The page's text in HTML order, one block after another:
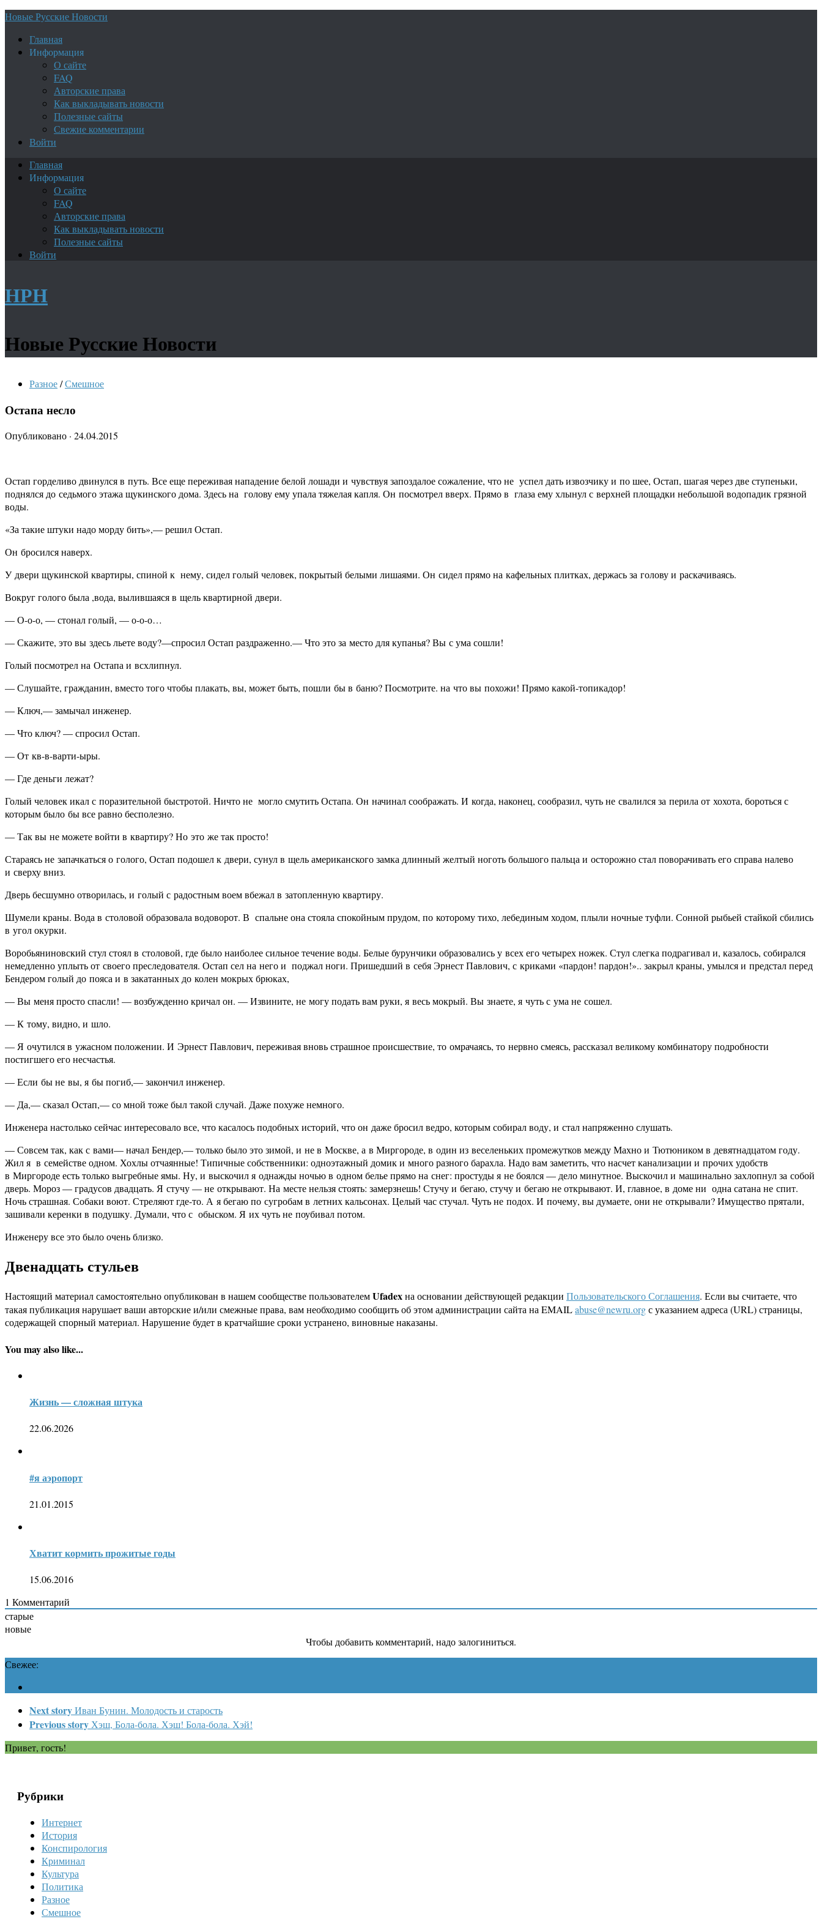
Новые Русские Новости
Главная
Информация
О сайте
FAQ
Авторские права
Как выкладывать новости
Полезные сайты
Свежие комментарии
Войти
Главная
Информация
О сайте
FAQ
Авторские права
Как выкладывать новости
Полезные сайты
Войти
НРН
Новые Русские Новости
Разное/Смешное
Остапа несло
Опубликовано · 24.04.2015
Остап горделиво двинулся в путь. Все еще переживая нападение белой лошади и чувствуя запоздалое сожаление, что не успел дать извозчику и по шее, Остап, шагая через две ступеньки,
поднялся до седьмого этажа щукинского дома. Здесь на голову ему упала тяжелая капля. Он посмотрел вверх. Прямо в глаза ему хлынул с верхней площадки небольшой водопадик грязной
воды.
«За такие штуки надо морду бить»,— решил Остап.
Он бросился наверх.
У двери щукинской квартиры, спиной к нему, сидел голый человек, покрытый белыми лишаями. Он сидел прямо на кафельных плитках, держась за голову и раскачиваясь.
Вокруг голого была ,вода, вылившаяся в щель квартирной двери.
— О-о-о, — стонал голый, — о-о-о…
— Скажите, это вы здесь льете воду?—спросил Остап раздраженно.— Что это за место для купанья? Вы с ума сошли!
Голый посмотрел на Остапа и всхлипнул.
— Слушайте, гражданин, вместо того чтобы плакать, вы, может быть, пошли бы в баню? Посмотрите. на что вы похожи! Прямо какой-топикадор!
— Ключ,— замычал инженер.
— Что ключ? — спросил Остап.
— От кв-в-варти-ыры.
— Где деньги лежат?
Голый человек икал с поразительной быстротой. Ничто не могло смутить Остапа. Он начинал соображать. И когда, наконец, сообразил, чуть не свалился за перила от хохота, бороться с
которым было бы все равно бесполезно.
— Так вы не можете войти в квартиру? Но это же так просто!
Стараясь не запачкаться о голого, Остап подошел к двери, сунул в щель американского замка длинный желтый ноготь большого пальца и осторожно стал поворачивать его справа налево
и сверху вниз.
Дверь бесшумно отворилась, и голый с радостным воем вбежал в затопленную квартиру.
Шумели краны. Вода в столовой образовала водоворот. В спальне она стояла спокойным прудом, по которому тихо, лебединым ходом, плыли ночные туфли. Сонной рыбьей стайкой сбились
в угол окурки.
Воробьяниновский стул стоял в столовой, где было наиболее сильное течение воды. Белые бурунчики образовались у всех его четырех ножек. Стул слегка подрагивал и, казалось, собирался
немедленно уплыть от своего преследователя. Остап сел на него и поджал ноги. Пришедший в себя Эрнест Павлович, с криками «пардон! пардон!».. закрыл краны, умылся и предстал перед
Бендером голый до пояса и в закатанных до колен мокрых брюках,
— Вы меня просто спасли! — возбужденно кричал он. — Извините, не могу подать вам руки, я весь мокрый. Вы знаете, я чуть с ума не сошел.
— К тому, видно, и шло.
— Я очутился в ужасном положении. И Эрнест Павлович, переживая вновь страшное происшествие, то омрачаясь, то нервно смеясь, рассказал великому комбинатору подробности
постигшего его несчастья.
— Если бы не вы, я бы погиб,— закончил инженер.
— Да,— сказал Остап,— со мной тоже был такой случай. Даже похуже немного.
Инженера настолько сейчас интересовало все, что касалось подобных историй, что он даже бросил ведро, которым собирал воду, и стал напряженно слушать.
— Совсем так, как с вами— начал Бендер,— только было это зимой, и не в Москве, а в Миргороде, в один из веселеньких промежутков между Махно и Тютюником в девятнадцатом году.
Жил я в семействе одном. Хохлы отчаянные! Типичные собственники: одноэтажный домик и много разного барахла. Надо вам заметить, что насчет канализации и прочих удобств
в Миргороде есть только выгребные ямы. Ну, и выскочил я однажды ночью в одном белье прямо на снег: простуды я не боялся — дело минутное. Выскочил и машинально захлопнул за собой
дверь. Мороз — градусов двадцать. Я стучу — не открывают. На месте нельзя стоять: замерзнешь! Стучу и бегаю, стучу и бегаю не открывают. И, главное, в доме ни одна сатана не спит.
Ночь страшная. Собаки воют. Стреляют где-то. А я бегаю по сугробам в летних кальсонах. Целый час стучал. Чуть не подох. И почему, вы думаете, они не открывали? Имущество прятали,
зашивали керенки в подушку. Думали, что с обыском. Я их чуть не поубивал потом.
Инженеру все это было очень близко.
Двенадцать стульев
Настоящий материал самостоятельно опубликован в нашем сообществе пользователемUfadexна основании действующей редакции Пользовательского Соглашения. Если вы считаете, что
такая публикация нарушает ваши авторские и/или смежные права, вам необходимо сообщить об этом администрации сайта на EMAILabuse@newru.orgс указанием адреса (URL) страницы,
содержащей спорный материал. Нарушение будет в кратчайшие сроки устранено, виновные наказаны.
You may also like...
Жизнь — сложная штука
22.06.2026
#я аэропорт
21.01.2015
Хватит кормить прожитые годы
15.06.2016
1 Комментарий
старые
новые
Чтобы добавить комментарий, надо залогиниться.
Свежее:
Next storyИван Бунин. Молодость и старость
Previous storyХэш, Бола-бола. Хэш! Бола-бола. Хэй!
Привет, гость!
Рубрики
Интернет
История
Конспирология
Криминал
Культура
Политика
Разное
Смешное